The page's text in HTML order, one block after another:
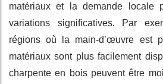
matériaux et la demande locale
variations significatives. Par
régions où la main-d’œuvre est
matériaux sont plus facilement
charpente en bois peuvent être